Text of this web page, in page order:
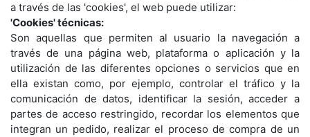
a través de las 'cookies', el web puede utilizar:
'Cookies' técnicas:
Son aquellas que permiten al usuario la navegación a
través de una página web, plataforma o aplicación y la
utilización de las diferentes opciones o servicios que en
ella existan como, por ejemplo, controlar el tráfico y la
comunicación de datos, identificar la sesión, acceder a
partes de acceso restringido, recordar los elementos que
integran un pedido, realizar el proceso de compra de un